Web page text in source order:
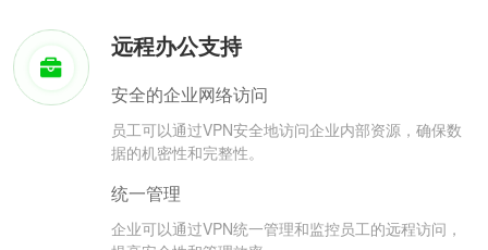
远程办公支持
安全的企业网络访问
员工可以通过VPN安全地访问企业内部资源，确保数
据的机密性和完整性。
统一管理
企业可以通过VPN统一管理和监控员工的远程访问，